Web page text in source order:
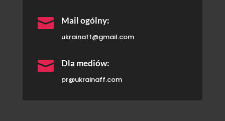
 Mail ogólny:
ukrainaff@gmail.com
 Dla mediów:
pr@ukrainaff.com